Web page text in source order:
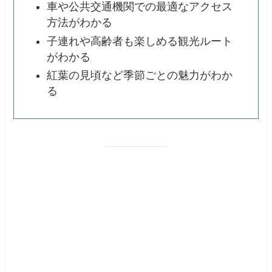
車や公共交通機関での最適なアクセス
方法がわかる
子連れや高齢者も楽しめる観光ルート
がわかる
紅葉の見頃など季節ごとの魅力がわか
る